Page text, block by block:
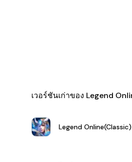
เวอร์ชันเก่าของ Legend
Legend Online(Classic)